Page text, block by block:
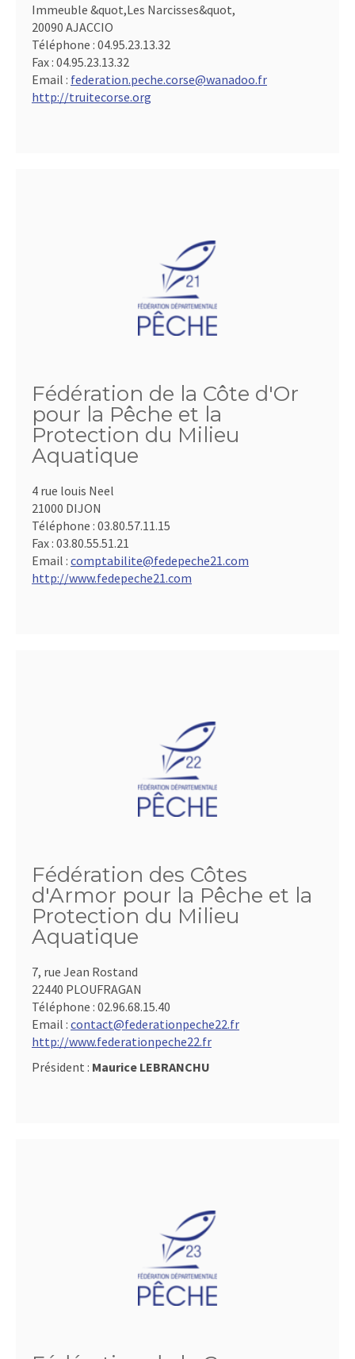
Immeuble &quot,Les Narcisses&quot,
20090 AJACCIO
Téléphone : 04.95.23.13.32
Fax : 04.95.23.13.32
Email : federation.peche.corse@wanadoo.fr
http://truitecorse.org
Fédération de la Côte d'Or
pour la Pêche et la
Protection du Milieu
Aquatique
4 rue louis Neel
21000 DIJON
Téléphone : 03.80.57.11.15
Fax : 03.80.55.51.21
Email : comptabilite@fedepeche21.com
http://www.fedepeche21.com
Fédération des Côtes
d'Armor pour la Pêche et la
Protection du Milieu
Aquatique
7, rue Jean Rostand
22440 PLOUFRAGAN
Téléphone : 02.96.68.15.40
Email : contact@federationpeche22.fr
http://www.federationpeche22.fr
Président : Maurice LEBRANCHU